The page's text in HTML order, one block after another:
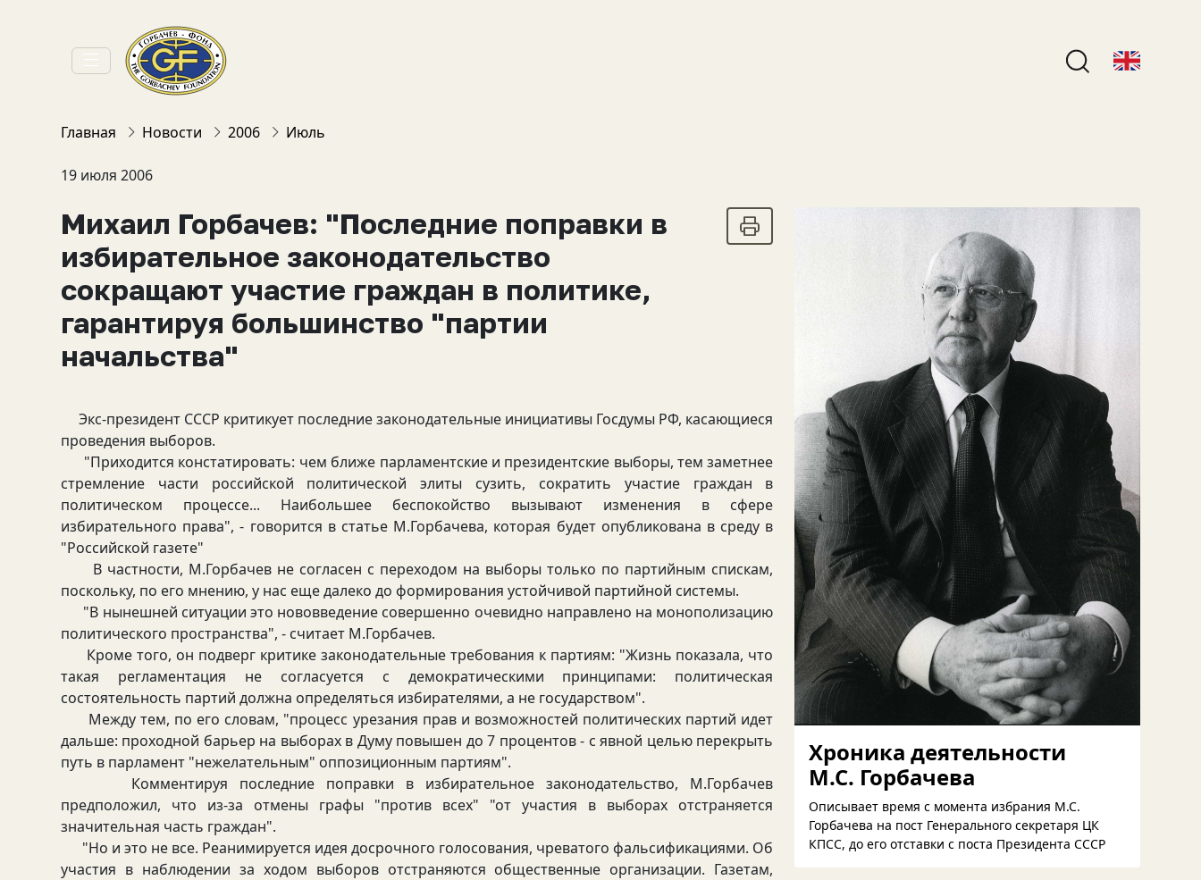
Главная Новости 2006 Июль
19 июля 2006
Михаил Горбачев: "Последние поправки в
избирательное законодательство
сокращают участие граждан в политике,
гарантируя большинство "партии
начальства"
Экс-президент СССР критикует последние законодательные инициативы Госдумы РФ, касающиеся
проведения выборов.
"Приходится констатировать: чем ближе парламентские и президентские выборы, тем заметнее
стремление части российской политической элиты сузить, сократить участие граждан в
политическом процессе... Наибольшее беспокойство вызывают изменения в сфере
избирательного права", - говорится в статье М.Горбачева, которая будет опубликована в среду в
"Российской газете"
В частности, М.Горбачев не согласен с переходом на выборы только по партийным спискам,
поскольку, по его мнению, у нас еще далеко до формирования устойчивой партийной системы.
"В нынешней ситуации это нововведение совершенно очевидно направлено на монополизацию
политического пространства", - считает М.Горбачев.
Кроме того, он подверг критике законодательные требования к партиям: "Жизнь показала, что
такая регламентация не согласуется с демократическими принципами: политическая
состоятельность партий должна определяться избирателями, а не государством".
Между тем, по его словам, "процесс урезания прав и возможностей политических партий идет
дальше: проходной барьер на выборах в Думу повышен до 7 процентов - с явной целью перекрыть
путь в парламент "нежелательным" оппозиционным партиям".
Комментируя последние поправки в избирательное законодательство, М.Горбачев
предположил, что из-за отмены графы "против всех" "от участия в выборах отстраняется
значительная часть граждан".
"Но и это не все. Реанимируется идея досрочного голосования, чреватого фальсификациями. Об
участия в наблюдении за ходом выборов отстраняются общественные организации. Газетам,
Хроника деятельности
М.С. Горбачева
Описывает время с момента избрания М.С.
Горбачева на пост Генерального секретаря ЦК
КПСС, до его отставки с поста Президента СССР